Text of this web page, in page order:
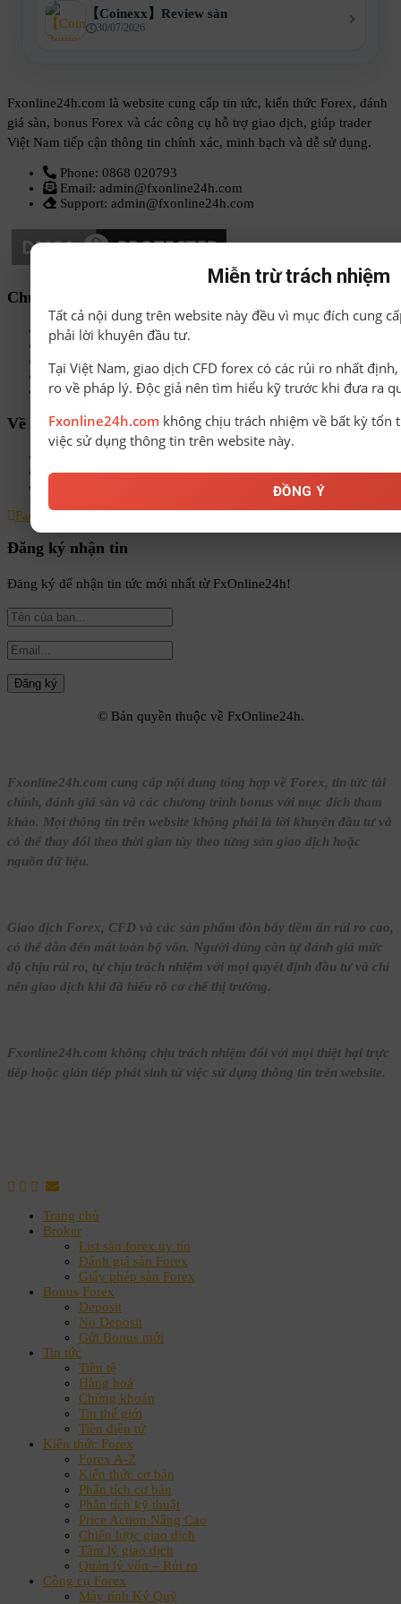
【Coinexx】Review sàn
30/07/2026
Fxonline24h.com là website cung cấp tin tức, kiến thức Forex, đánh
giá sàn, bonus Forex và các công cụ hỗ trợ giao dịch, giúp trader
Việt Nam tiếp cận thông tin chính xác, minh bạch và dễ sử dụng.
Phone: 0868 020793
Email: admin@fxonline24h.com
Support: admin@fxonline24h.com
Chuyên mục
Sách-Ebook
Sàn Forex uy tín
Bonus Deposit
Bonus No Deposit
Kiến thức Forex A-Z
Về chúng tôi
Điều khoản & Điều kiện
Facebook
Đăng ký nhận tin
Đăng ký để nhận tin tức mới nhất từ FxOnline24h!
© Bản quyền thuộc về FxOnline24h.
Fxonline24h.com cung cấp nội dung tổng hợp về Forex, tin tức tài
chính, đánh giá sàn và các chương trình bonus với mục đích tham
khảo. Mọi thông tin trên website không phải là lời khuyên đầu tư và
có thể thay đổi theo thời gian tùy theo từng sàn giao dịch hoặc
nguồn dữ liệu.
Giao dịch Forex, CFD và các sản phẩm đòn bẩy tiềm ẩn rủi ro cao,
có thể dẫn đến mất toàn bộ vốn. Người dùng cần tự đánh giá mức
độ chịu rủi ro, tự chịu trách nhiệm với mọi quyết định đầu tư và chỉ
nên giao dịch khi đã hiểu rõ cơ chế thị trường.
Fxonline24h.com không chịu trách nhiệm đối với mọi thiệt hại trực
tiếp hoặc gián tiếp phát sinh từ việc sử dụng thông tin trên website.
Trang chủ
Broker
List sàn forex uy tín
Đánh giá sàn Forex
Giấy phép sàn Forex
Bonus Forex
Deposit
No Deposit
Gửi Bonus mới
Tin tức
Tiền tệ
Hàng hoá
Chứng khoán
Tin thế giới
Tiền điện tử
Kiến thức Forex
Forex A-Z
Kiến thức cơ bản
Phân tích cơ bản
Phân tích kỹ thuật
Price Action Nâng Cao
Chiến lược giao dịch
Tâm lý giao dịch
Quản lý vốn – Rủi ro
Công cụ Forex
Máy tính Ký Quỹ
Miễn trừ trách nhiệm
Tất cả nội dung trên website này đều vì mục đích cung
phải lời khuyên đầu tư.
Tại Việt Nam, giao dịch CFD forex có các rủi ro nhất
ro về pháp lý. Độc giả nên tìm hiểu kỹ trước khi đưa ra
Fxonline24h.com không chịu trách nhiệm về bất kỳ tổn
việc sử dụng thông tin trên website này.
ĐỒNG Ý